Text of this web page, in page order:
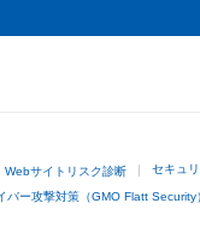
Webサイトリスク診断 セキュ
バー攻撃対策（GMO Flatt Security